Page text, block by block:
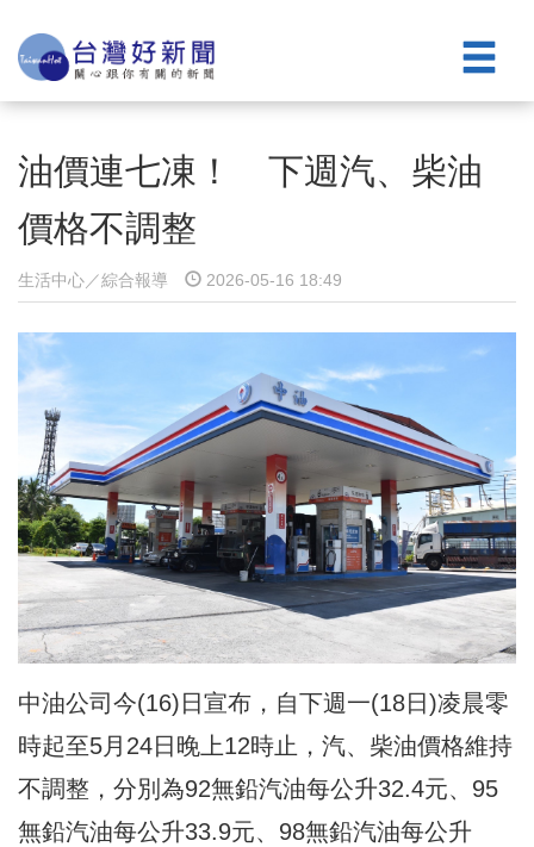
油價連七凍！ 下週汽、柴油
價格不調整
生活中心／綜合報導 2026-05-16 18:49
中油公司今(16)日宣布，自下週一(18日)凌晨零
時起至5月24日晚上12時止，汽、柴油價格維持
不調整，分別為92無鉛汽油每公升32.4元、95
無鉛汽油每公升33.9元、98無鉛汽油每公升